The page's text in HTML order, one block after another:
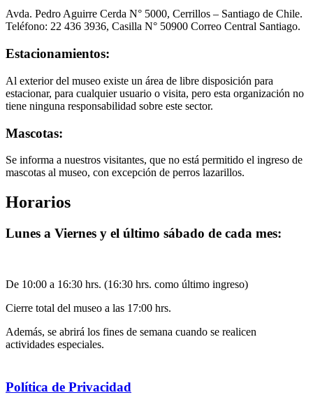
Avda. Pedro Aguirre Cerda N° 5000, Cerrillos – Santiago de Chile.
Teléfono: 22 436 3936, Casilla N° 50900 Correo Central Santiago.
Estacionamientos:
Al exterior del museo existe un área de libre disposición para
estacionar, para cualquier usuario o visita, pero esta organización no
tiene ninguna responsabilidad sobre este sector.
Mascotas:
Se informa a nuestros visitantes, que no está permitido el ingreso de
mascotas al museo, con excepción de perros lazarillos.
Horarios
Lunes a Viernes y el último sábado de cada mes:
De 10:00 a 16:30 hrs. (16:30 hrs. como último ingreso)
Cierre total del museo a las 17:00 hrs.
Además, se abrirá los fines de semana cuando se realicen
actividades especiales.
Política de Privacidad